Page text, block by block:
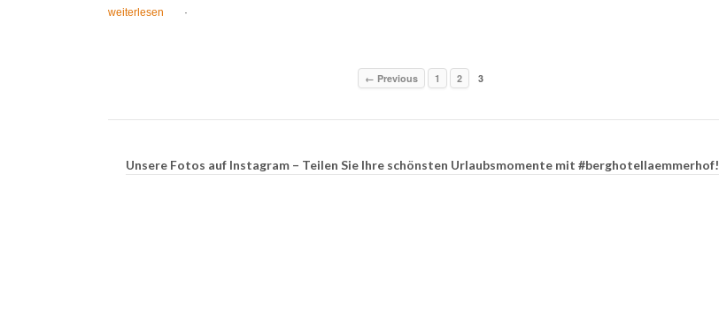
weiterlesen ·
← Previous 1 2 3
Unsere Fotos auf Instagram – Teilen Sie Ihre schönsten Urlaubsmomente mit #berghotellaemmerhof!